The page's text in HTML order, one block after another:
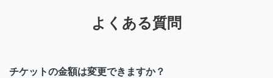
よくある質問
チケットの金額は変更できますか？